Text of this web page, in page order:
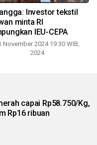
Investor tekstil
minta RI
IEU-CEPA
November 2024 19:30 WIB,
2024
capai Rp58.750/Kg,
Rp16 ribuan